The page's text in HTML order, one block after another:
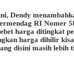
Dendy
RI Nomer
harga ditingkat
harga dihilir
disini masih lebih